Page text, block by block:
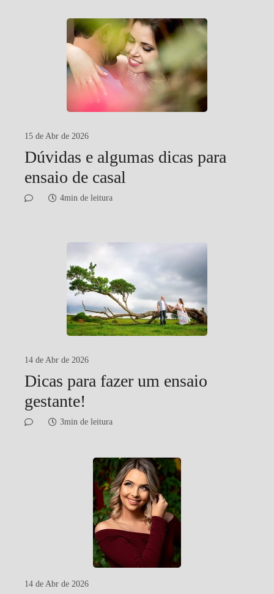
15 de Abr de 2026
Dúvidas e algumas dicas para
ensaio de casal
4min de leitura
14 de Abr de 2026
Dicas para fazer um ensaio
gestante!
3min de leitura
14 de Abr de 2026